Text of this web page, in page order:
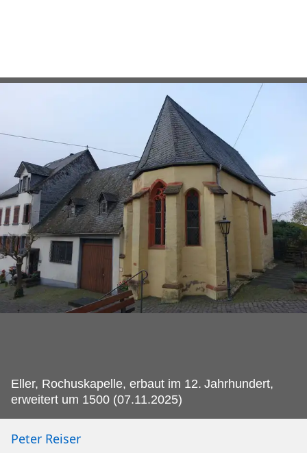
Eller, Rochuskapelle, erbaut im 12. Jahrhundert,
erweitert um 1500 (07.11.2025)
Peter Reiser